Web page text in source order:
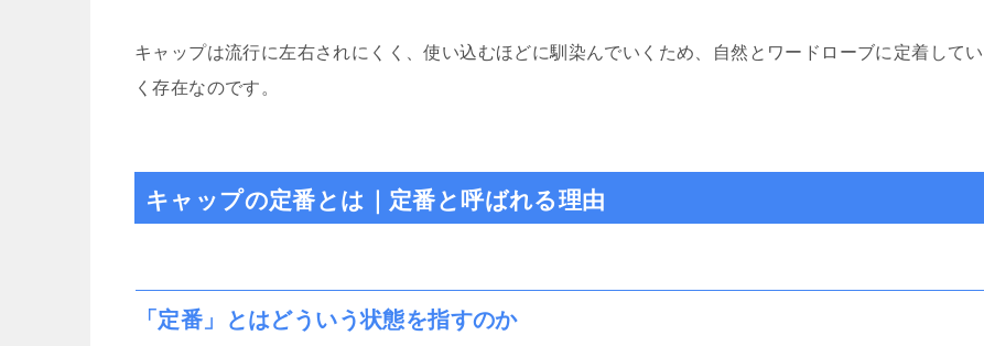
キャップは流行に左右されにくく、使い込むほどに馴染んでいくため、自然とワードローブに定着してい
く存在なのです。
キャップの定番とは｜定番と呼ばれる理由
「定番」とはどういう状態を指すのか